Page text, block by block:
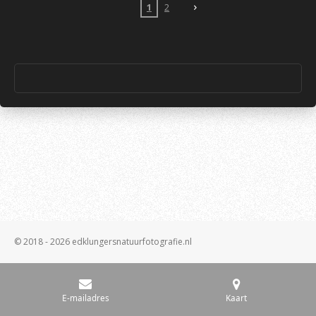
1 2
© 2018 - 2026 edklungersnatuurfotografie.nl
E-mailadres Kaart